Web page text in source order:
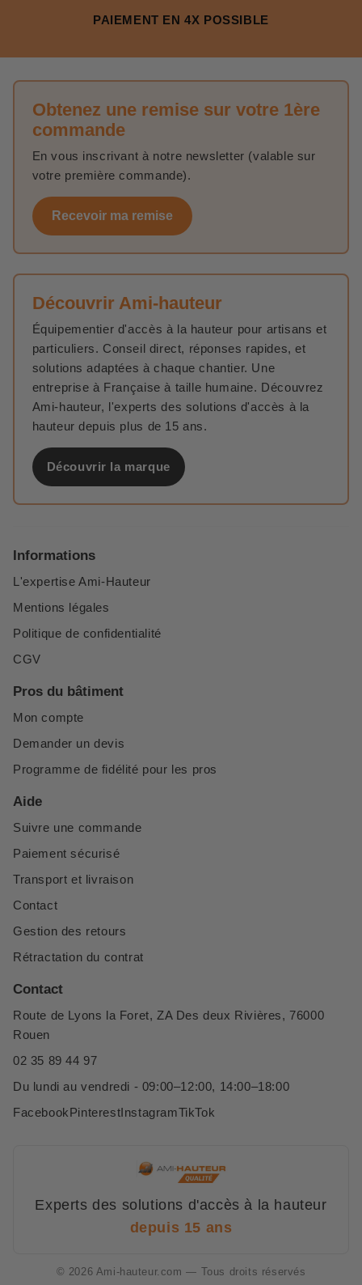
PAIEMENT EN 4X POSSIBLE
Obtenez une remise sur votre 1ère
commande
En vous inscrivant à notre newsletter (valable sur
votre première commande).
Recevoir ma remise
Découvrir Ami-hauteur
Équipementier d'accès à la hauteur pour artisans et
particuliers. Conseil direct, réponses rapides, et
solutions adaptées à chaque chantier. Une
entreprise à Française à taille humaine. Découvrez
Ami-hauteur, l'experts des solutions d'accès à la
hauteur depuis plus de 15 ans.
Découvrir la marque
Informations
L'expertise Ami-Hauteur
Mentions légales
Politique de confidentialité
CGV
Pros du bâtiment
Mon compte
Demander un devis
Programme de fidélité pour les pros
Aide
Suivre une commande
Paiement sécurisé
Transport et livraison
Contact
Gestion des retours
Rétractation du contrat
Contact
Route de Lyons la Foret, ZA Des deux Rivières, 76000
Rouen
02 35 89 44 97
Du lundi au vendredi - 09:00–12:00, 14:00–18:00
FacebookPinterestInstagramTikTok
Experts des solutions d'accès à la hauteur
depuis 15 ans
© 2026 Ami-hauteur.com — Tous droits réservés